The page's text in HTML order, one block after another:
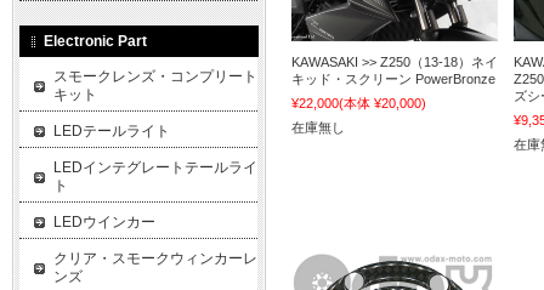
KAWASAKI >> Z250（13-18）ネイ
キッド・スクリーン PowerBronze
¥22,000(本体 ¥20,000)
在庫無し
ズシ
在庫
Electronic Part
スモークレンズ・コンプリート
キット
LEDテールライト
LEDインテグレートテールライ
ト
LEDウインカー
クリア・スモークウィンカーレ
ンズ